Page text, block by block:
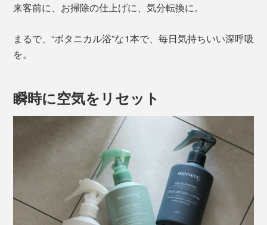
来客前に、お掃除の仕上げに、気分転換に。
まるで、“ボタニカル浴”な1本で、毎日気持ちいい深呼吸
を。
瞬時に空気をリセット